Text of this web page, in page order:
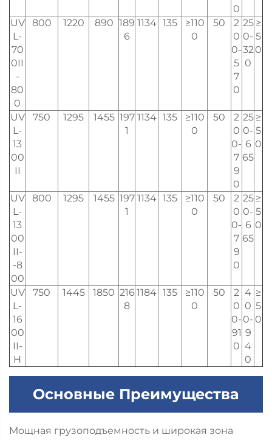
0
UV
L-
70
0II
-
80
0
800 1220 890 189
6
1134 135
≥110
0
50
2
0
0-
5
7
0
25
0-
32
0
≥
5
0
UV
L-
13
00
II
750 1295 1455 197
1
1134 135
≥110
0
50
2
0
0-
7
9
0
25
0-
6
65
≥
5
0
UV
L-
13
00
II-
-8
00
800 1295 1455 197
1
1134 135
≥110
0
50
2
0
0-
7
9
0
25
0-
6
65
≥
5
0
UV
L-
16
00
II-
H
750 1445 1850 216
8
1184 135
≥110
0
50
2
0
0-
91
0
4
0
0-
9
4
0
≥
5
0
Основные Преимущества
Мощная грузоподъемность и широкая зона